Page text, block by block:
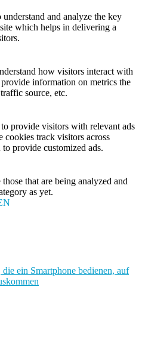
and analyze the key
which helps in delivering a
how visitors interact with
information on metrics the
source, etc.
provide visitors with relevant ads
cookies track visitors across
provide customized ads.
that are being analyzed and
as yet.